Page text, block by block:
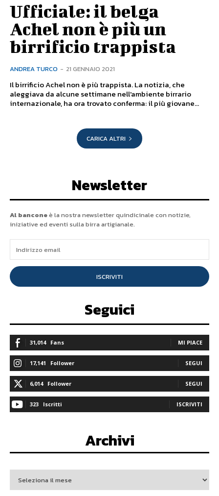
Ufficiale: il belga
Achel non è più un
birrificio trappista
ANDREA TURCO - 21 GENNAIO 2021
Il birrificio Achel non è più trappista. La notizia, che
aleggiava da alcune settimane nell'ambiente birrario
internazionale, ha ora trovato conferma: il più giovane...
CARICA ALTRI
Newsletter
Al banconeè la nostra newsletter quindicinale con notizie,
iniziative ed eventi sulla birra artigianale.
ISCRIVITI
Seguici
31,014 Fans MI PIACE
17,141 Follower SEGUI
6,014 Follower SEGUI
323 Iscritti ISCRIVITI
Archivi